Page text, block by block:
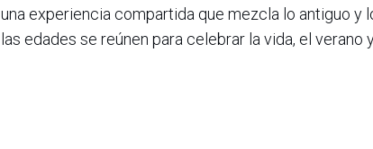
experiencia compartida que mezcla lo antiguo y
edades se reúnen para celebrar la vida, el verano